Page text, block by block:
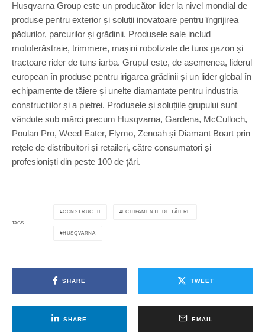
Husqvarna Group este un producător lider la nivel mondial de
produse pentru exterior și soluții inovatoare pentru îngrijirea
pădurilor, parcurilor și grădinii. Produsele sale includ
motoferăstraie, trimmere, mașini robotizate de tuns gazon și
tractoare rider de tuns iarba. Grupul este, de asemenea, liderul
european în produse pentru irigarea grădinii și un lider global în
echipamente de tăiere și unelte diamantate pentru industria
construcțiilor și a pietrei. Produsele și soluțiile grupului sunt
vândute sub mărci precum Husqvarna, Gardena, McCulloch,
Poulan Pro, Weed Eater, Flymo, Zenoah și Diamant Boart prin
rețele de distribuitori și retaileri, către consumatori și
profesioniști din peste 100 de țări.
TAGS
CONSTRUCTII ECHIPAMENTE DE TĂIERE
HUSQVARNA
SHARE TWEET
SHARE EMAIL